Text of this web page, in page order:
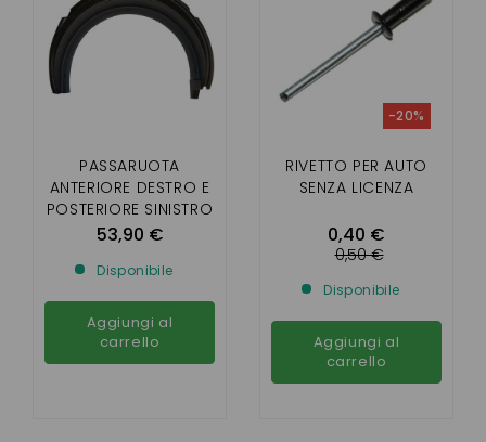
PASSARUOTA
ANTERIORE DESTRO E
POSTERIORE SINISTRO
CHATENET 26 , 30 , 32
53,90 €
Disponibile
Aggiungi al
carrello
RIVETTO PER AUTO
SENZA LICENZA
0,40 €
-20%
0,50 €
Disponibile
Aggiungi al
carrello